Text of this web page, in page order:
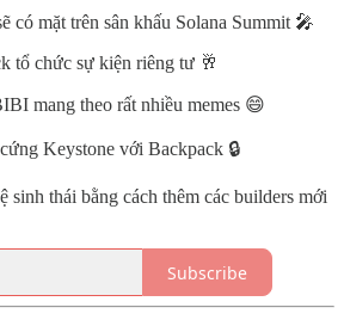
có mặt trên sân khấu Solana Summit 🎤
tổ chức sự kiện riêng tư 🥂
mang theo rất nhiều memes 😄
Keystone với Backpack 🔒
sinh thái bằng cách thêm các builders mới
Subscribe